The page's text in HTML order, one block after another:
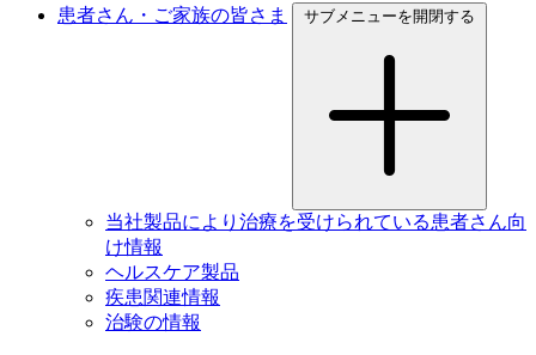
患者さん・ご家族の皆さま サブメニューを開閉する
当社製品により治療を受けられている患者さん向
け情報
ヘルスケア製品
疾患関連情報
治験の情報